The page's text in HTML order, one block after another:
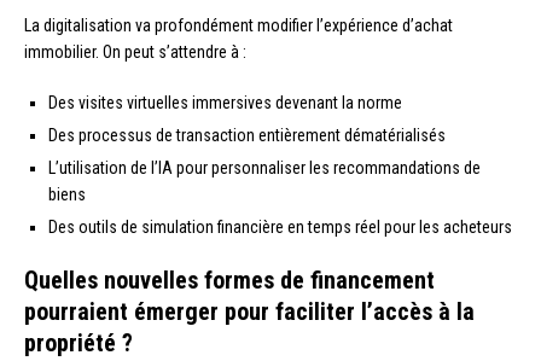
La digitalisation va profondément modifier l’expérience d’achat
immobilier. On peut s’attendre à :
Des visites virtuelles immersives devenant la norme
Des processus de transaction entièrement dématérialisés
L’utilisation de l’IA pour personnaliser les recommandations de
biens
Des outils de simulation financière en temps réel pour les acheteurs
Quelles nouvelles formes de financement
pourraient émerger pour faciliter l’accès à la
propriété ?